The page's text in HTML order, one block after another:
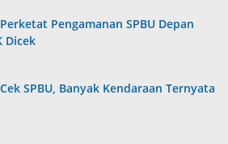
Pengamanan SPBU Depan
Dicek
SPBU, Banyak Kendaraan Ternyata